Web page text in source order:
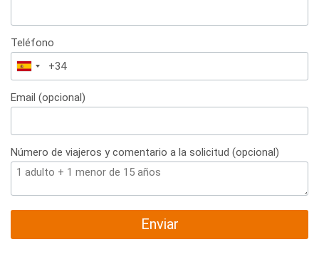
Teléfono
España
+34
Email (opcional)
Número de viajeros y comentario a la solicitud (opcional)
Enviar